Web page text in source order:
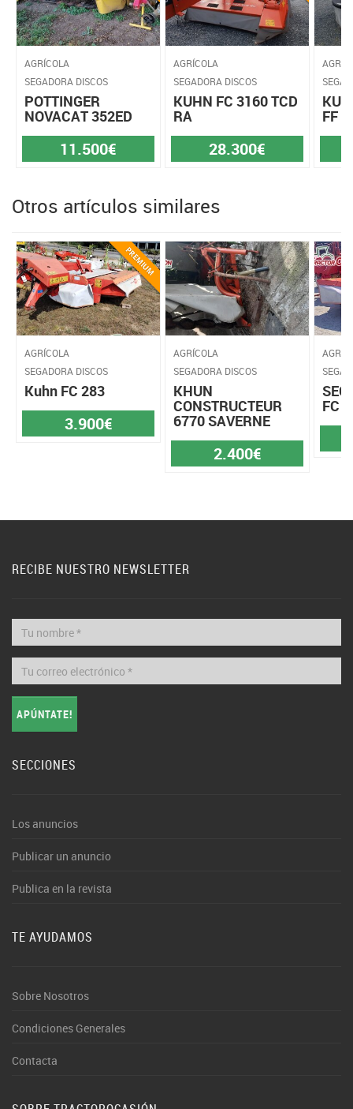
AGRÍCOLA
SEGADORA DISCOS
POTTINGER
NOVACAT 352ED
11.500€
AGRÍCOLA
SEGADORA DISCOS
KUHN FC 3160 TCD
RA
28.300€
FF
Otros artículos similares
AGRÍCOLA
SEGADORA DISCOS
Kuhn FC 283
3.900€
AGRÍCOLA
SEGADORA DISCOS
KHUN
CONSTRUCTEUR
6770 SAVERNE
2.400€
FC
RECIBE NUESTRO NEWSLETTER
APÚNTATE!
SECCIONES
Los anuncios
Publicar un anuncio
Publica en la revista
TE AYUDAMOS
Sobre Nosotros
Condiciones Generales
Contacta